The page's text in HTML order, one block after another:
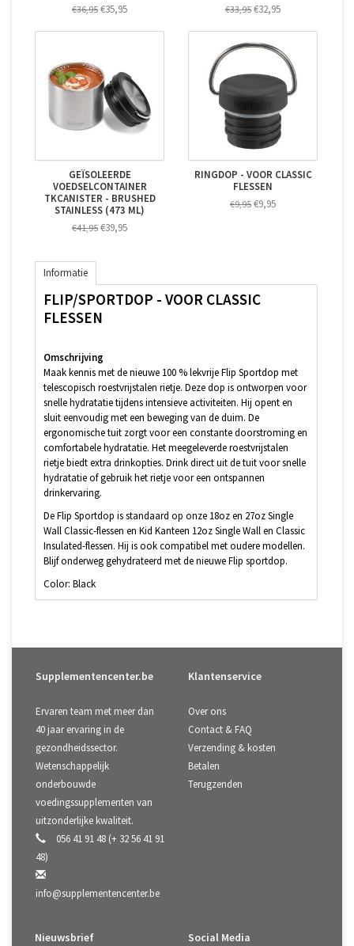
€36,95 €35,95 €33,95 €32,95
GEÏSOLEERDE
VOEDSELCONTAINER
TKCANISTER - BRUSHED
STAINLESS (473 ML)
€41,95 €39,95
RINGDOP - VOOR CLASSIC
FLESSEN
€9,95 €9,95
Informatie
FLIP/SPORTDOP - VOOR CLASSIC
FLESSEN
Omschrijving
Maak kennis met de nieuwe 100 % lekvrije Flip Sportdop met
telescopisch roestvrijstalen rietje. Deze dop is ontworpen voor
snelle hydratatie tijdens intensieve activiteiten. Hij opent en
sluit eenvoudig met een beweging van de duim. De
ergonomische tuit zorgt voor een constante doorstroming en
comfortabele hydratatie. Het meegeleverde roestvrijstalen
rietje biedt extra drinkopties. Drink direct uit de tuit voor snelle
hydratatie of gebruik het rietje voor een ontspannen
drinkervaring.
De Flip Sportdop is standaard op onze 18oz en 27oz Single
Wall Classic-flessen en Kid Kanteen 12oz Single Wall en Classic
Insulated-flessen. Hij is ook compatibel met oudere modellen.
Blijf onderweg gehydrateerd met de nieuwe Flip sportdop.
Color: Black
Supplementencenter.be
Ervaren team met meer dan
40 jaar ervaring in de
gezondheidssector.
Wetenschappelijk
onderbouwde
voedingssupplementen van
uitzonderlijke kwaliteit.
056 41 91 48 (+ 32 56 41 91
48)
info@supplementencenter.be
Klantenservice
Over ons
Contact & FAQ
Verzending & kosten
Betalen
Terugzenden
Nieuwsbrief Social Media